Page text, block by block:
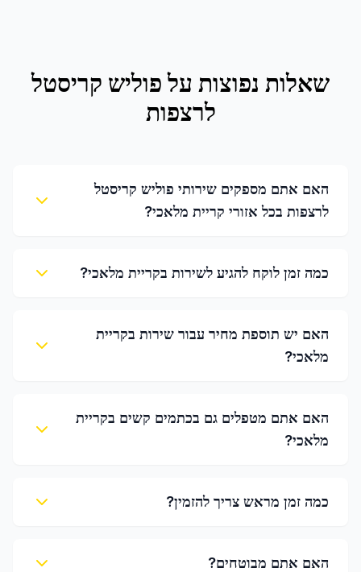
שאלות נפוצות עלפוליש קריסטל
לרצפות
האם אתם מספקים שירותי פוליש קריסטל
לרצפות בכל אזורי קריית מלאכי?
כמה זמן לוקח להגיע לשירות בקריית מלאכי?
האם יש תוספת מחיר עבור שירות בקריית
מלאכי?
האם אתם מטפלים גם בכתמים קשים בקריית
מלאכי?
כמה זמן מראש צריך להזמין?
האם אתם מבוטחים?